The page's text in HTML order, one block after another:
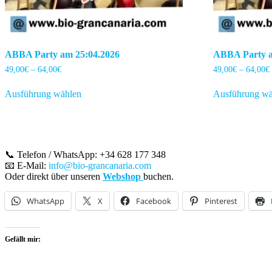
ABBA Party am 25:04.2026
49,00€ – 64,00€Preisspanne:
bis
64,00€
Ausführung wählenProdukt
Die
Optionen
können
auf
der
Produktseite
ABBA Party
49,00€ –64,00€
Ausführung
📞 Telefon / WhatsApp: +34 628 177 348
📧 E-Mail: info@bio-grancanaria.com
Oder direkt über unseren Webshop buchen.
WhatsApp X Facebook Pinterest
Gefällt mir: